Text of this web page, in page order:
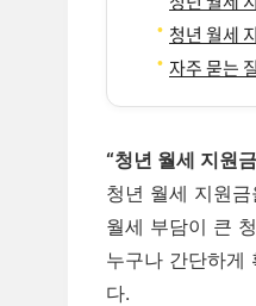
청년 월세
자주 묻는
“청년 월세 지원
청년 월세 지원
월세 부담이 큰
누구나 간단하게
다.